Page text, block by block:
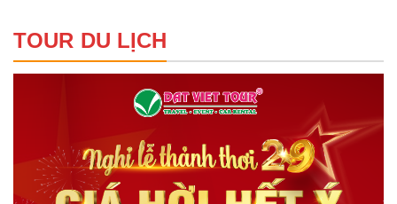
TOUR DU LỊCH